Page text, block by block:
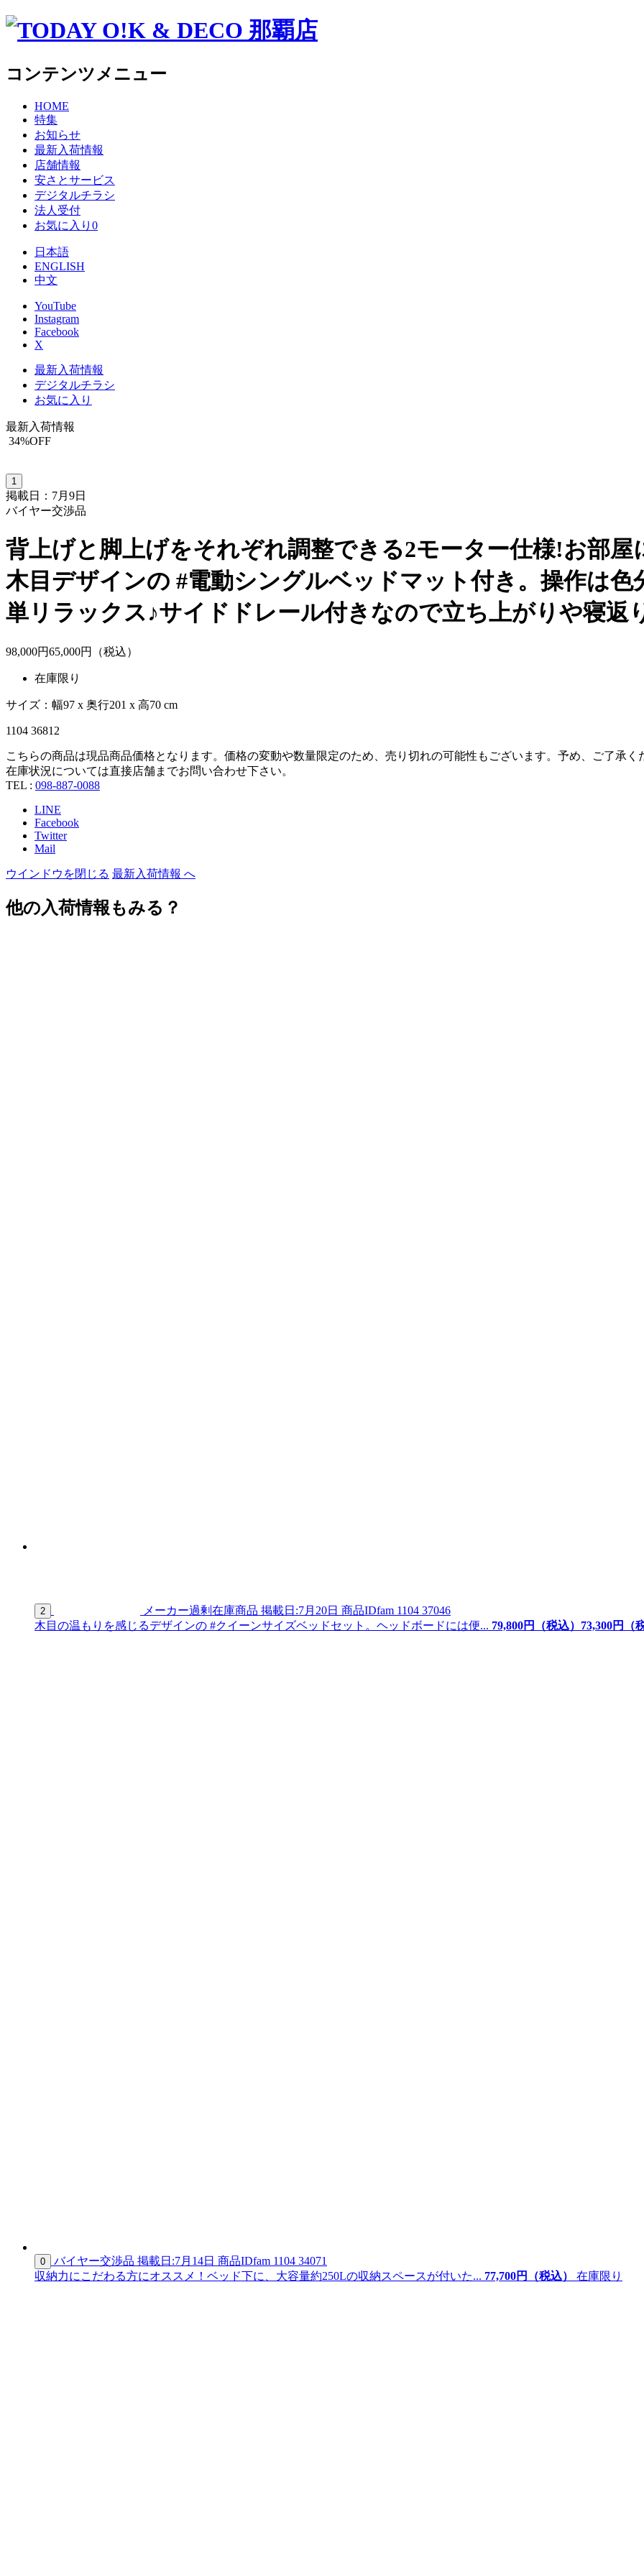
コンテンツメニュー
HOME
特集
お知らせ
最新入荷情報
店舗情報
安さとサービス
デジタルチラシ
法人受付
お気に入り 0
日本語
ENGLISH
中文
YouTube
Instagram
Facebook
X
最新入荷情報
デジタルチラシ
お気に入り
最新入荷情報
34%OFF
1
掲載日：7月9日
バイヤー交渉品
背上げと脚上げをそれぞれ調整できる2モーター仕様!お部
木目デザインの #電動シングルベッドマット付き。操作は
単リラックス♪サイドドレール付きなので立ち上がりや寝
98,000円65,000円（税込）
在庫限り
サイズ：幅97 x 奥行201 x 高70 cm
1104 36812
こちらの商品は現品商品価格となります。価格の変動や数量限定のため、売り切れの可能性もございます。予め、ご了承く
在庫状況については直接店舗までお問い合わせ下さい。
TEL : 098-887-0088
LINE
Facebook
Twitter
Mail
ウインドウを閉じる 最新入荷情報 へ
他の入荷情報もみる？
2 メーカー過剰在庫商品 掲載日:7月20日 商品IDfam 1104 37046
木目の温もりを感じるデザインの #クイーンサイズベッドセット。ヘッドボードには便... 79,800円（税込） 73,300円（
0 バイヤー交渉品 掲載日:7月14日 商品IDfam 1104 34071
収納力にこだわる方にオススメ！ベッド下に、大容量約250Lの収納スペースが付いた... 77,700円（税込） 在庫限り